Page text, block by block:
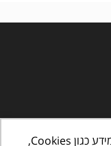
באתר זה נעשה שימוש בטכנולוגיות איסוף מידע כגון Cookies,